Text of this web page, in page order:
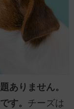
ありません。
す。 チーズは